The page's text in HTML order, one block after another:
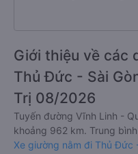
Giới thiệu về các
Thủ Đức - Sài
Trị 08/2026
Tuyến đường Vĩnh Linh -
khoảng 962 km. Trung
Xe giường nằm đi Thủ Đức